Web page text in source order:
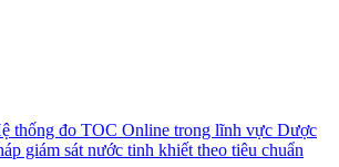
thống đo TOC Online trong lĩnh vực Dược
giám sát nước tinh khiết theo tiêu chuẩn